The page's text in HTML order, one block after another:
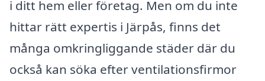
i ditt hem eller företag. Men om du inte
hittar rätt expertis i Järpås, finns det
många omkringliggande städer där du
också kan söka efter ventilationsfirmor